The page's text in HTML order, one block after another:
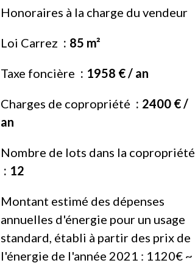
Honoraires à la charge du vendeur
Loi Carrez 85 m²
Taxe foncière 1958 € / an
Charges de copropriété
2400 € /
an
Nombre de lots dans la copropriété
12
Montant estimé des dépenses
annuelles d'énergie pour un usage
standard, établi à partir des prix de
l'énergie de l'année 2021 : 1120€ ~